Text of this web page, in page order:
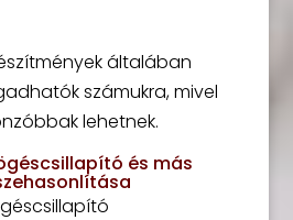
általában
számukra, mivel
lehetnek.
és más